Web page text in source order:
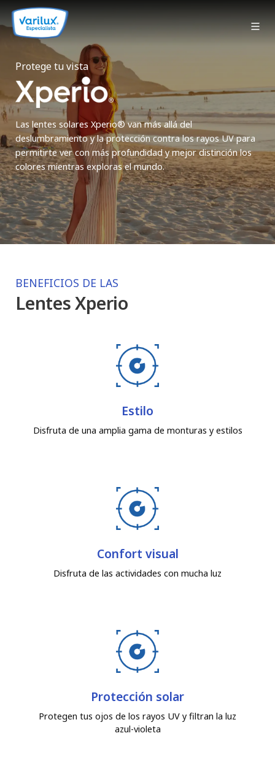
Protege tu vista
Las lentes solares Xperio® van más allá del
deslumbramiento y la protección contra los rayos UV para
permitirte ver con más profundidad y mejor distinción los
colores mientras exploras el mundo.
BENEFICIOS DE LAS
Lentes Xperio
Estilo
Disfruta de una amplia gama de monturas y estilos
Confort visual
Disfruta de las actividades con mucha luz
Protección solar
Protegen tus ojos de los rayos UV y filtran la luz
azul-violeta